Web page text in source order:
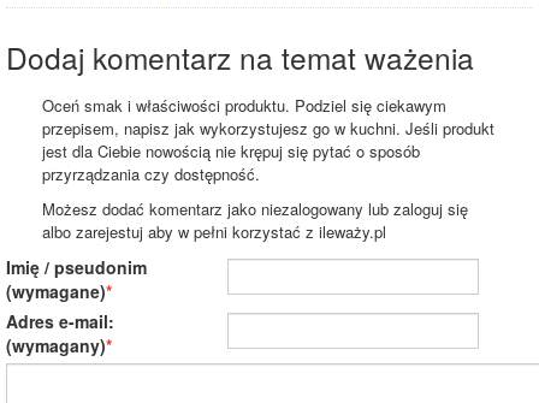
Dodaj komentarz na temat ważenia
Oceń smak i właściwości produktu. Podziel się ciekawym
przepisem, napisz jak wykorzystujesz go w kuchni. Jeśli produkt
jest dla Ciebie nowością nie krępuj się pytać o sposób
przyrządzania czy dostępność.
Możesz dodać komentarz jako niezalogowany lub zaloguj się
albo zarejestuj aby w pełni korzystać z ileważy.pl
Imię / pseudonim
(wymagane)
Adres e-mail:
(wymagany)